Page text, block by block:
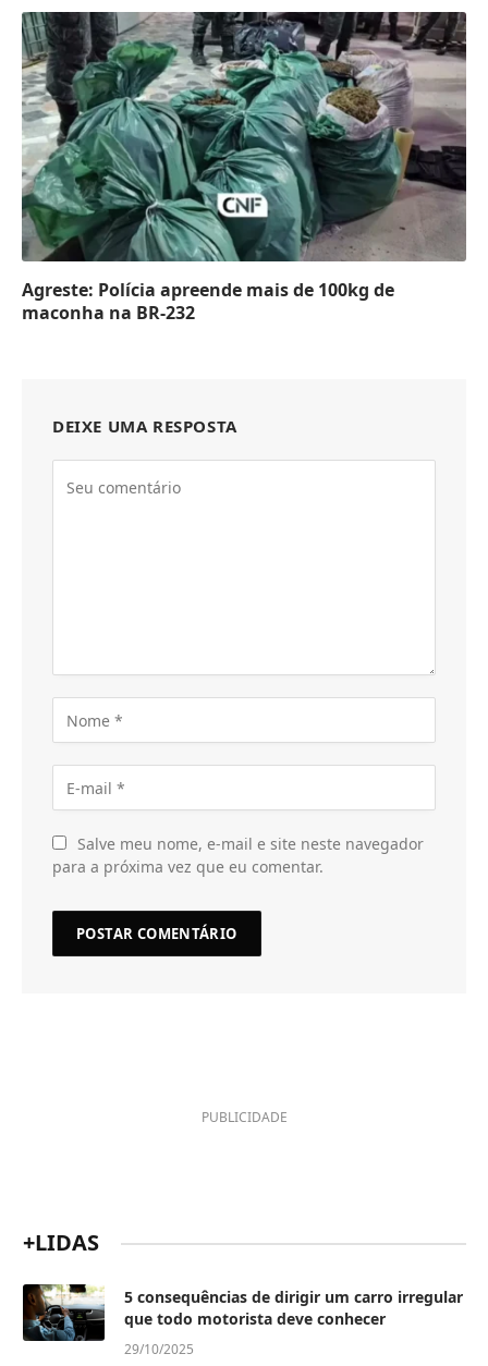
Agreste: Polícia apreende mais de 100kg de
maconha na BR-232
DEIXE UMA RESPOSTA
Salve meu nome, e-mail e site neste navegador
para a próxima vez que eu comentar.
PUBLICIDADE
+LIDAS
5 consequências de dirigir um carro irregular
que todo motorista deve conhecer
29/10/2025